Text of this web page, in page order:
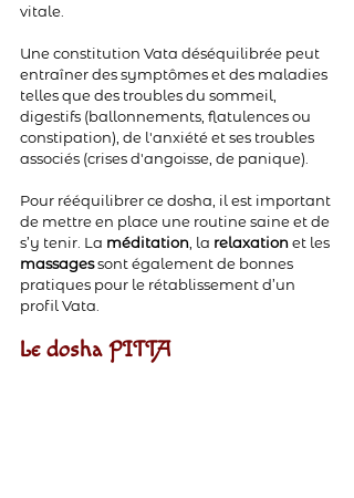
vitale.
Une constitution Vata déséquilibrée peut
entraîner des symptômes et des maladies
telles que des troubles du sommeil,
digestifs (ballonnements, flatulences ou
constipation), de l'anxiété et ses troubles
associés (crises d'angoisse, de panique).
Pour rééquilibrer ce dosha, il est important
de mettre en place une routine saine et de
s’y tenir. La méditation , la relaxation et les
massages sont également de bonnes
pratiques pour le rétablissement d’un
profil Vata.
Le dosha PITTA